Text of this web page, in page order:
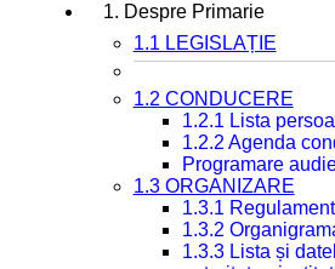
1. Despre Primarie
1.1 LEGISLAȚIE
1.2 CONDUCERE
1.2.1 Lista
1.2.2 Agenda
Programare
1.3 ORGANIZARE
1.3.1
1.3.2
1.3.3 Lista și